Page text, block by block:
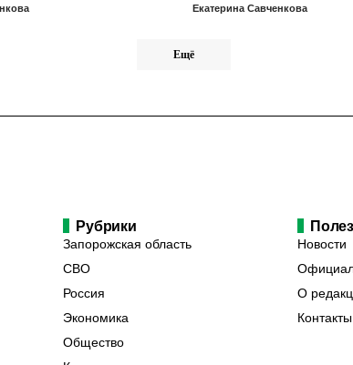
Екатерина Савченкова
Ещё
Рубрики
Запорожская область
СВО
Россия
Экономика
Общество
Новости
О